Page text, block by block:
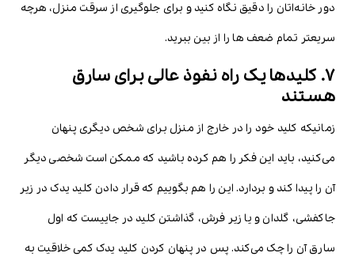
دور خانه‌اتان را دقیق نگاه کنید و برای جلوگیری از سرقت منزل، هرچه
سریعتر تمام ضعف ها را از بین ببرید.
7. کلیدها یک راه نفوذ عالی برای سارق
هستند
زمانیکه کلید خود را در خارج از منزل برای شخص دیگری پنهان
می‌کنید، باید این فکر را هم کرده باشید که ممکن است شخصی دیگر
آن را پیدا کند و بردارد. این را هم بگوییم که قرار دادن کلید یدک در زیر
جاکفشی، گلدان و یا زیر فرش، گذاشتن کلید در جاییست که اول
سارق آن را چک می‌کند. پس در پنهان کردن کلید یدک کمی خلاقیت به